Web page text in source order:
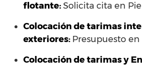
flotante:Solicita cita en
Colocación de tarimas
exteriores: Presupuesto en
Colocación de tarimas y